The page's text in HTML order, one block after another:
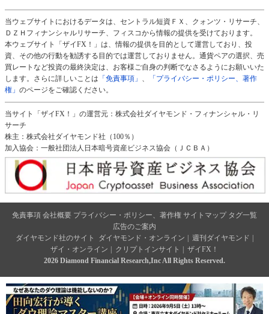
当ウェブサイトにおけるデータは、セントラル短資ＦＸ、クォンツ・リサーチ、
ＤＺＨフィナンシャルリサーチ、フィスコから情報の提供を受けております。
本ウェブサイト「ザイFX！」は、情報の提供を目的として運営しており、投
資、その他の行動を勧誘する目的では運営しておりません。通貨ペアの選択、売
買レートなど投資の最終決定は、お客様ご自身の判断でなさるようにお願いいた
します。さらに詳しいことは 「免責事項」 、
「プライバシー・ポリシー、著作
権」 のページをご確認ください。
当サイト「ザイFX！」の運営元：株式会社ダイヤモンド・フィナンシャル・リ
サーチ
株主：株式会社ダイヤモンド社（100％）
加入協会：一般社団法人日本暗号資産ビジネス協会（ＪＣＢＡ）
免責事項 会社概要 プライバシー・ポリシー、著作権 サイトマップ タグ一覧
広告のご案内
ダイヤモンド社のサイト
ダイヤモンド・オンライン 週刊ダイヤモンド
ザイ・オンライン
クリプトインサイト
ザイFX！
2026 Diamond Financial Research,Inc All Rights Reserved.